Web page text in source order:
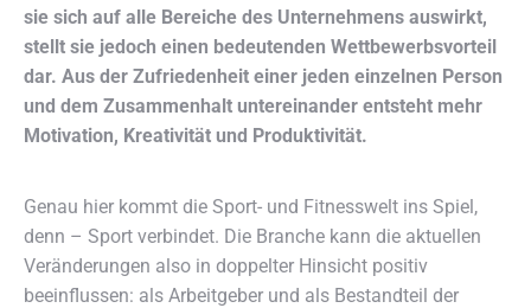
sie sich auf alle Bereiche des Unternehmens auswirkt,
stellt sie jedoch einen bedeutenden Wettbewerbsvorteil
dar. Aus der Zufriedenheit einer jeden einzelnen Person
und dem Zusammenhalt untereinander entsteht mehr
Motivation, Kreativität und Produktivität.
Genau hier kommt die Sport- und Fitnesswelt ins Spiel,
denn – Sport verbindet. Die Branche kann die aktuellen
Veränderungen also in doppelter Hinsicht positiv
beeinflussen: als Arbeitgeber und als Bestandteil der